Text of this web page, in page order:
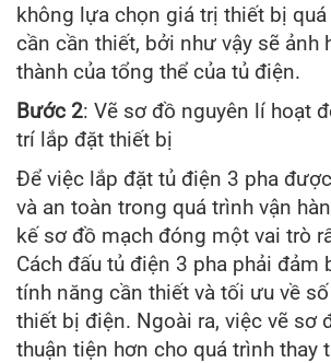
không lựa chọn giá trị thiết bị
cần cần thiết, bởi như vậy sẽ ảnh
thành của tổng thể của tủ điện.
Bước 2: Vẽ sơ đồ nguyên lí hoạt
trí lắp đặt thiết bị
Để việc lắp đặt tủ điện 3 pha
và an toàn trong quá trình vận
kế sơ đồ mạch đóng một vai trò
Cách đấu tủ điện 3 pha phải đảm
tính năng cần thiết và tối ưu về
thiết bị điện. Ngoài ra, việc vẽ sơ
thuận tiện hơn cho quá trình thay